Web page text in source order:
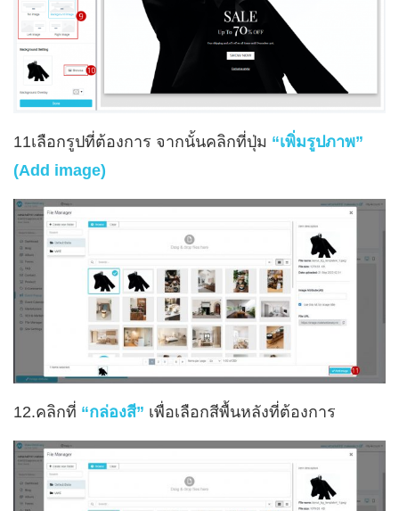
11เลือกรูปที่ต้องการ จากนั้นคลิกที่ปุ่ม “เพิ่มรูปภาพ”
(Add image)
12.คลิกที่ “กล่องสี” เพื่อเลือกสีพื้นหลังที่ต้องการ